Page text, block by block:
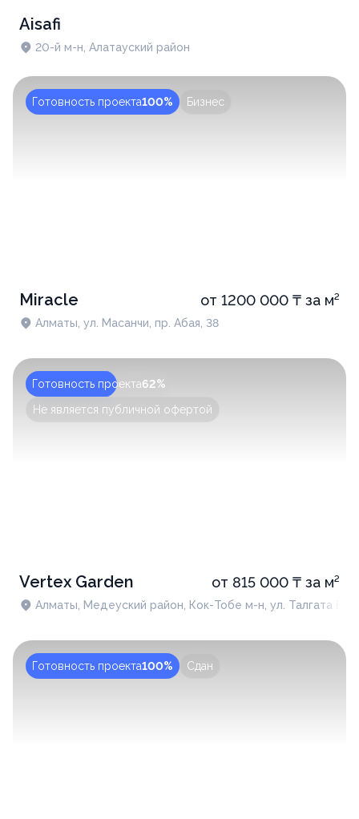
Aisafi
20-й м-н, Алатауский район
Готовность проекта100% Бизнес
Miracle от 1200 000 ₸ за м²
Алматы, ул. Масанчи, пр. Абая, 38
Готовность проекта62%
Не является публичной офертой
Vertex Garden от 815 000 ₸ за м²
Алматы, Медеуский район, Кок-Тобе м-н, ул. Талгата
Готовность проекта100% Сдан